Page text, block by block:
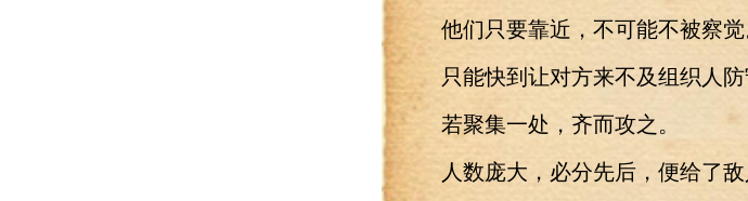
他们只要靠近，不可能不被察觉
只能快到让对方来不及组织人防
若聚集一处，齐而攻之。
人数庞大，必分先后，便给了敌